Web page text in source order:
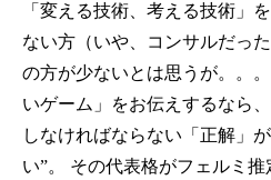
「変える技術、考える技術」
ない方（いや、コンサルだっ
の方が少ないとは思うが。。
いゲーム」をお伝えするなら
しなければならない「正解」
い”。 その代表格がフェルミ推